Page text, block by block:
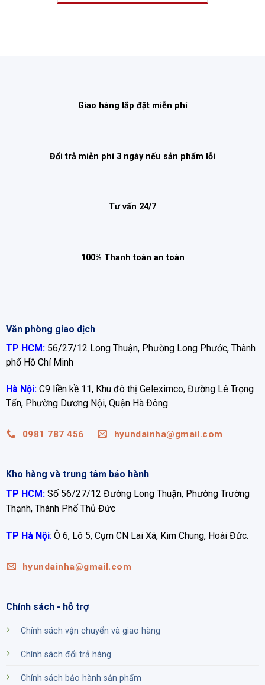
Giao hàng lắp đặt miễn phí
Đổi trả miễn phí 3 ngày nếu sản phẩm lỗi
Tư vấn 24/7
100% Thanh toán an toàn
Văn phòng giao dịch
TP HCM: 56/27/12 Long Thuận, Phường Long Phước, Thành
phố Hồ Chí Minh
Hà Nội:C9 liền kề 11, Khu đô thị Geleximco, Đường Lê Trọng
Tấn, Phường Dương Nội, Quận Hà Đông.
0981 787 456 hyundainha@gmail.com
Kho hàng và trung tâm bảo hành
TP HCM: Số 56/27/12 Đường Long Thuận, Phường Trường
Thạnh, Thành Phố Thủ Đức
TP Hà Nội: Ô 6, Lô 5, Cụm CN Lai Xá, Kim Chung, Hoài Đức.
hyundainha@gmail.com
Chính sách - hỗ trợ
Chính sách vận chuyển và giao hàng
Chính sách đổi trả hàng
Chính sách bảo hành sản phẩm